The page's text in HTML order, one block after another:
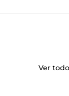
Ver todo